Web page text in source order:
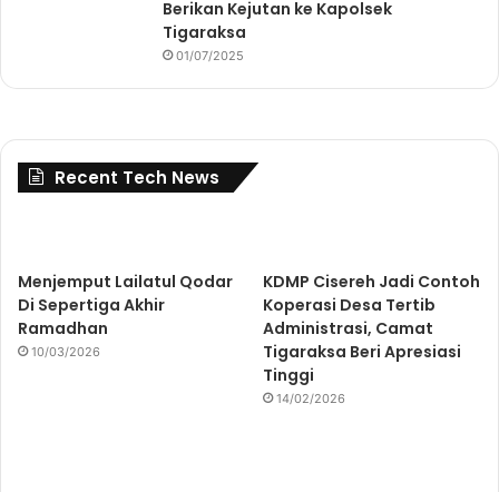
Berikan Kejutan ke Kapolsek
Tigaraksa
01/07/2025
Recent Tech News
Menjemput Lailatul Qodar
Di Sepertiga Akhir
Ramadhan
10/03/2026
KDMP Cisereh Jadi Contoh
Koperasi Desa Tertib
Administrasi, Camat
Tigaraksa Beri Apresiasi
Tinggi
14/02/2026